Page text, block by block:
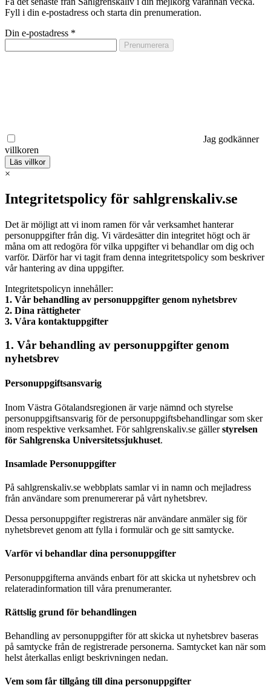
Fyll i din e-postadress och starta din prenumeration.
Din e-postadress *
Jag godkänner
villkoren
Läs villkor
×
Integritetspolicy för sahlgrenskaliv.se
Det är möjligt att vi inom ramen för vår verksamhet hanterar
personuppgifter från dig. Vi värdesätter din integritet högt och är
måna om att redogöra för vilka uppgifter vi behandlar om dig och
varför. Därför har vi tagit fram denna integritetspolicy som beskriver
vår hantering av dina uppgifter.
Integritetspolicyn innehåller:
1. Vår behandling av personuppgifter genom nyhetsbrev
2. Dina rättigheter
3. Våra kontaktuppgifter
1. Vår behandling av personuppgifter genom
nyhetsbrev
Personuppgiftsansvarig
Inom Västra Götalandsregionen är varje nämnd och styrelse
personuppgiftsansvarig för de personuppgiftsbehandlingar som sker
inom respektive verksamhet. För sahlgrenskaliv.se gällerstyrelsen
för Sahlgrenska Universitetssjukhuset.
Insamlade Personuppgifter
På sahlgrenskaliv.se webbplats samlar vi in namn och mejladress
från användare som prenumererar på vårt nyhetsbrev.
Dessa personuppgifter registreras när användare anmäler sig för
nyhetsbrevet genom att fylla i formulär och ge sitt samtycke.
Varför vi behandlar dina personuppgifter
Personuppgifterna används enbart för att skicka ut nyhetsbrev och
relateradinformation till våra prenumeranter.
Rättslig grund för behandlingen
Behandling av personuppgifter för att skicka ut nyhetsbrev baseras
på samtycke från de registrerade personerna. Samtycket kan när som
helst återkallas enligt beskrivningen nedan.
Vem som får tillgång till dina personuppgifter